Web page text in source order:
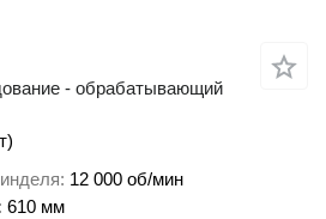
- обрабатывающий
12 000 об/мин
610 мм